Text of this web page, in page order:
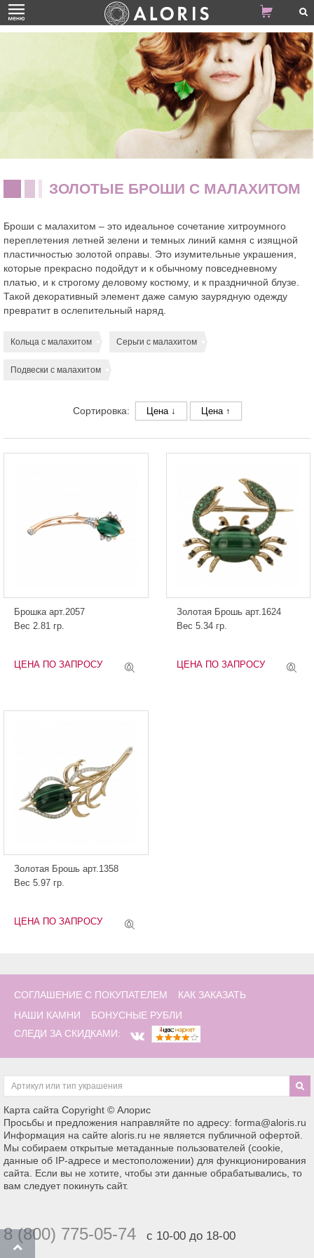
ЗОЛОТЫЕ БРОШИ С МАЛАХИТОМ
Броши с малахитом – это идеальное сочетание хитроумного
переплетения летней зелени и темных линий камня с изящной
пластичностью золотой оправы. Это изумительные украшения,
которые прекрасно подойдут и к обычному повседневному
платью, и к строгому деловому костюму, и к праздничной блузе.
Такой декоративный элемент даже самую заурядную одежду
превратит в ослепительный наряд.
Кольца с малахитом Серьги с малахитом
Подвески с малахитом
Сортировка: Цена ↓ Цена ↑
Брошка арт.2057
Вес 2.81 гр.
ЦЕНА ПО ЗАПРОСУ
Золотая Брошь арт.1624
Вес 5.34 гр.
ЦЕНА ПО ЗАПРОСУ
Золотая Брошь арт.1358
Вес 5.97 гр.
ЦЕНА ПО ЗАПРОСУ
СОГЛАШЕНИЕ С ПОКУПАТЕЛЕМ
КАК ЗАКАЗАТЬ
НАШИ КАМНИ
БОНУСНЫЕ РУБЛИ
СЛЕДИ ЗА СКИДКАМИ:
Карта сайта Copyright © Алорис
Просьбы и предложения направляйте по адресу: forma@aloris.ru
Информация на сайте aloris.ru не является публичной офертой.
Мы собираем открытые метаданные пользователей (cookie,
данные об IP-адресе и местоположении) для функционирования
сайта. Если вы не хотите, чтобы эти данные обрабатывались, то
вам следует покинуть сайт.
8 (800) 775-05-74 с 10-00 до 18-00